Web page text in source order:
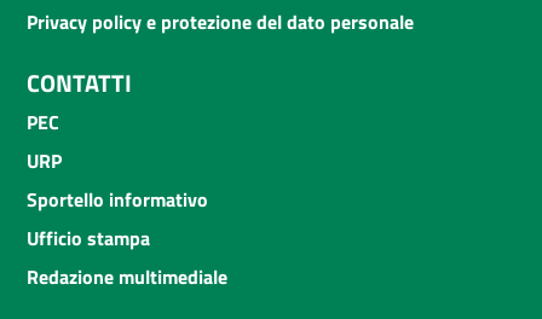
Privacy policy e protezione del dato personale
CONTATTI
PEC
URP
Sportello informativo
Ufficio stampa
Redazione multimediale